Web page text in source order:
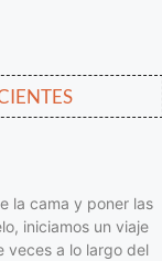
la cama y poner las
iniciamos un viaje
veces a lo largo del